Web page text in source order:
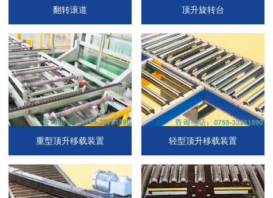
翻转滚道 顶升旋转台
重型顶升移载装置 轻型顶升移载装置